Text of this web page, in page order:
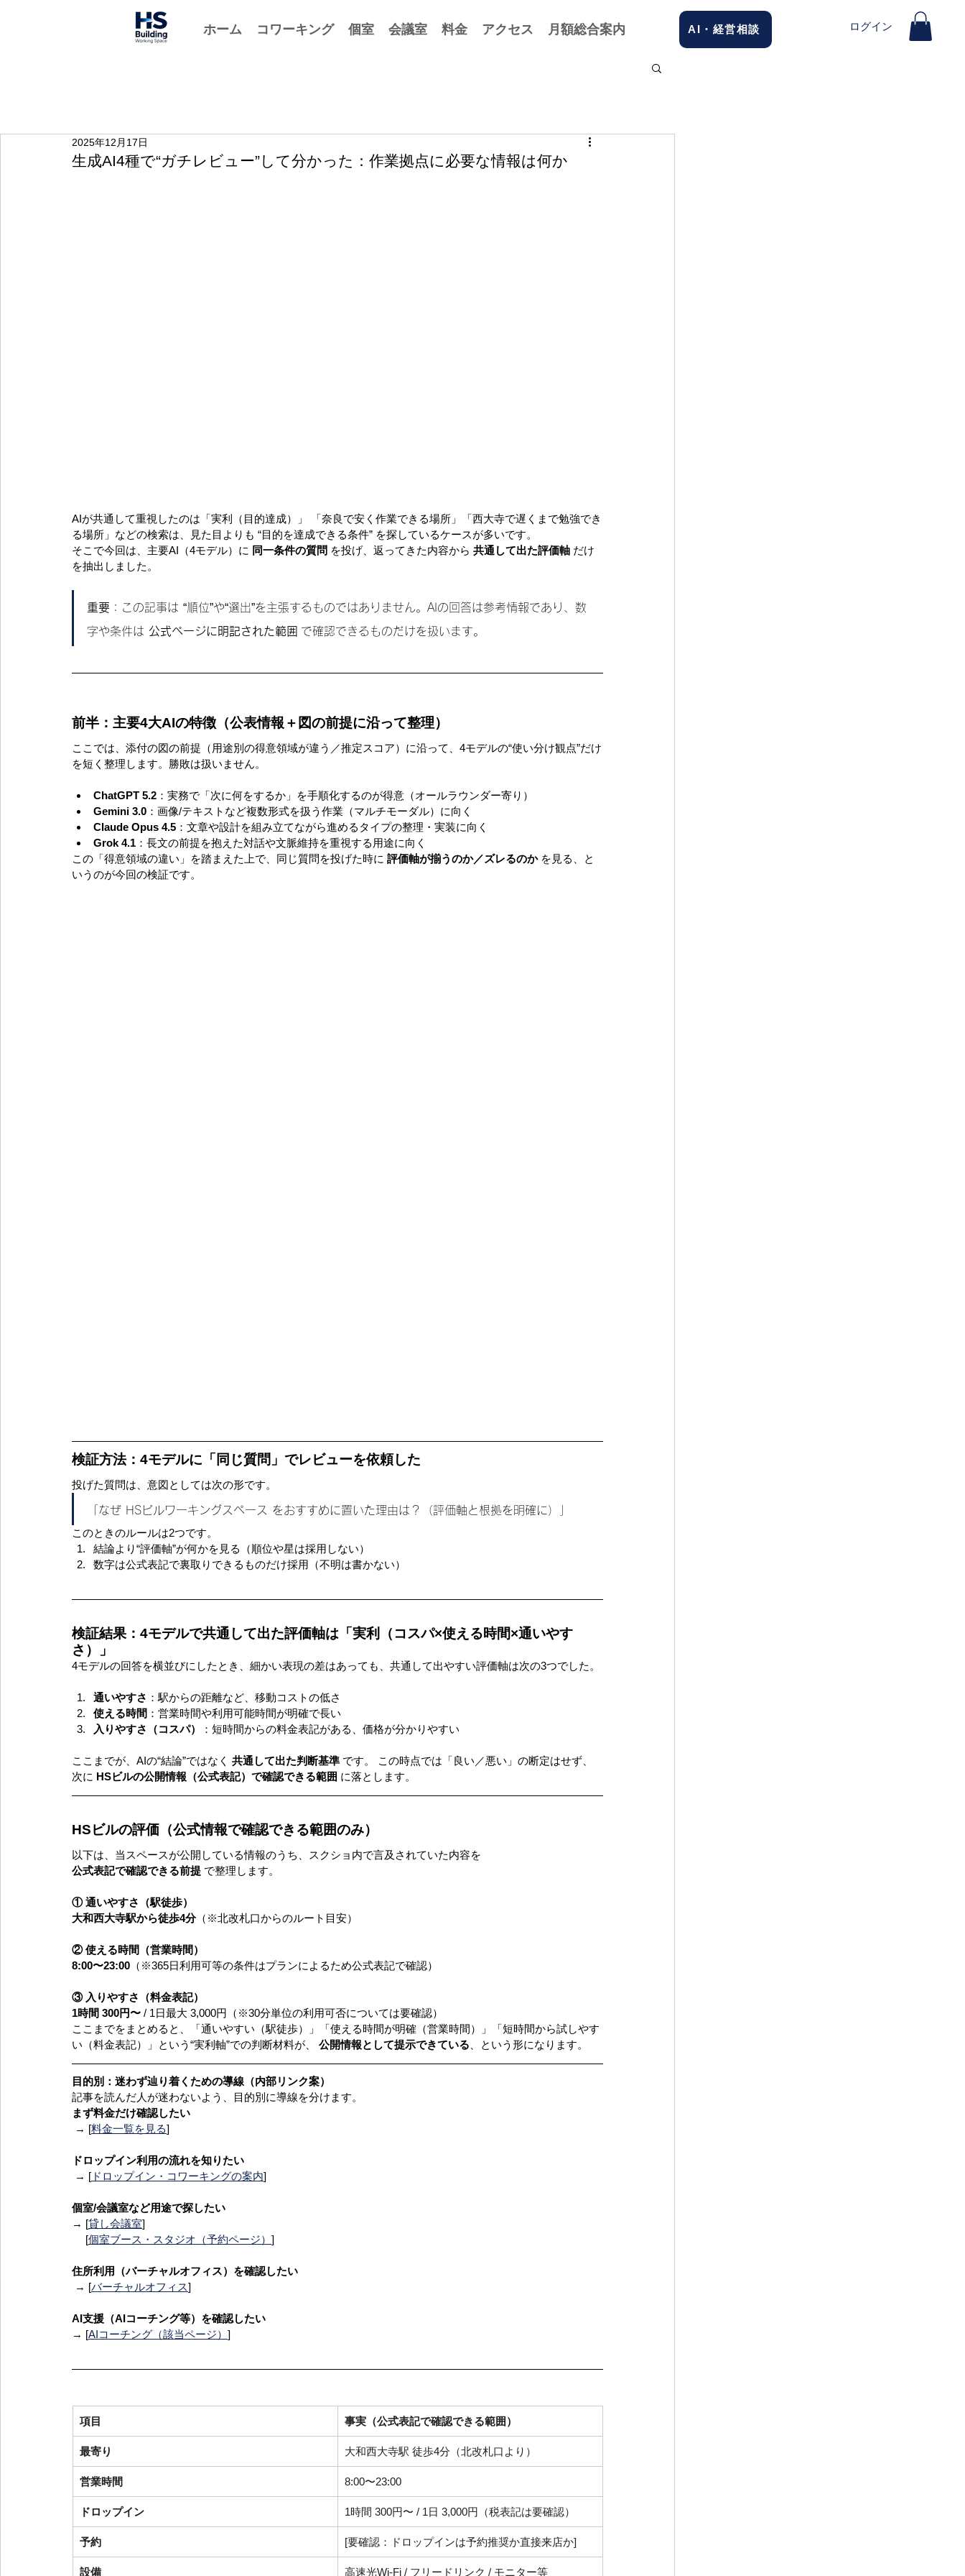
ホーム コワーキング 個室 会議室 料金 アクセス 月額総合案内 AI・経営相談 ログイン
生成AI4種で“ガチレビュー”して分かった：作業拠点に必要な情報は何か
2025年12月17日
AIが共通して重視したのは「実利（目的達成）」 「奈良で安く作業できる場所」「西大寺で遅くまで勉強でき
る場所」などの検索は、見た目よりも “目的を達成できる条件” を探しているケースが多いです。
そこで今回は、主要AI（4モデル）に 同一条件の質問 を投げ、返ってきた内容から 共通して出た評価軸 だけ
を抽出しました。
重要 ：この記事は “順位”や“選出”を主張するものではありません。AIの回答は参考情報であり、数
字や条件は 公式ページに明記された範囲 で確認できるものだけを扱います。
前半：主要4大AIの特徴（公表情報＋図の前提に沿って整理）
ここでは、添付の図の前提（用途別の得意領域が違う／推定スコア）に沿って、4モデルの“使い分け観点”だけ
を短く整理します。勝敗は扱いません。
ChatGPT 5.2 ：実務で「次に何をするか」を手順化するのが得意（オールラウンダー寄り）
Gemini 3.0 ：画像/テキストなど複数形式を扱う作業（マルチモーダル）に向く
Claude Opus 4.5 ：文章や設計を組み立てながら進めるタイプの整理・実装に向く
Grok 4.1 ：長文の前提を抱えた対話や文脈維持を重視する用途に向く
この「得意領域の違い」を踏まえた上で、同じ質問を投げた時に 評価軸が揃うのか／ズレるのか を見る、と
いうのが今回の検証です。
検証方法：4モデルに「同じ質問」でレビューを依頼した
投げた質問は、意図としては次の形です。
「なぜ HSビルワーキングスペース をおすすめに置いた理由は？（評価軸と根拠を明確に）」
このときのルールは2つです。
結論より“評価軸”が何かを見る（順位や星は採用しない）
数字は公式表記で裏取りできるものだけ採用（不明は書かない）
検証結果：4モデルで共通して出た評価軸は「実利（コスパ×使える時間×通いやす
さ）」
4モデルの回答を横並びにしたとき、細かい表現の差はあっても、共通して出やすい評価軸は次の3つでした。
通いやすさ ：駅からの距離など、移動コストの低さ
使える時間 ：営業時間や利用可能時間が明確で長い
入りやすさ（コスパ）
：短時間からの料金表記がある、価格が分かりやすい
ここまでが、AIの“結論”ではなく 共通して出た判断基準 です。 この時点では「良い／悪い」の断定はせず、
次に HSビルの公開情報（公式表記）で確認できる範囲 に落とします。
HSビルの評価（公式情報で確認できる範囲のみ）
以下は、当スペースが公開している情報のうち、スクショ内で言及されていた内容を
公式表記で確認できる前提 で整理します。
① 通いやすさ（駅徒歩）
大和西大寺駅から徒歩4分（※北改札口からのルート目安）
② 使える時間（営業時間）
8:00〜23:00 （※365日利用可等の条件はプランによるため公式表記で確認）
③ 入りやすさ（料金表記）
1時間 300円〜 / 1日最大 3,000円（※30分単位の利用可否については要確認）
ここまでをまとめると、「通いやすい（駅徒歩）」「使える時間が明確（営業時間）」「短時間から試しやす
い（料金表記）」という“実利軸”での判断材料が、 公開情報として提示できている 、という形になります。
目的別：迷わず辿り着くための導線（内部リンク案）
記事を読んだ人が迷わないよう、目的別に導線を分けます。
まず料金だけ確認したい
→ [料金一覧を見る]
ドロップイン利用の流れを知りたい
→ [ ドロップイン・コワーキングの案内]
個室/会議室など用途で探したい
→ [貸し会議室]
[個室ブース・スタジオ（予約ページ） ]
住所利用（バーチャルオフィス）を確認したい
→ [バーチャルオフィス]
AI支援（AIコーチング等）を確認したい
→ [AIコーチング（該当ページ） ]
項目 事実（公式表記で確認できる範囲）
最寄り 大和西大寺駅 徒歩4分（北改札口より）
営業時間 8:00〜23:00
ドロップイン 1時間 300円〜 / 1日 3,000円（税表記は要確認）
予約 [要確認：ドロップインは予約推奨か直接来店か]
設備 高速光Wi-Fi / フリードリンク / モニター等